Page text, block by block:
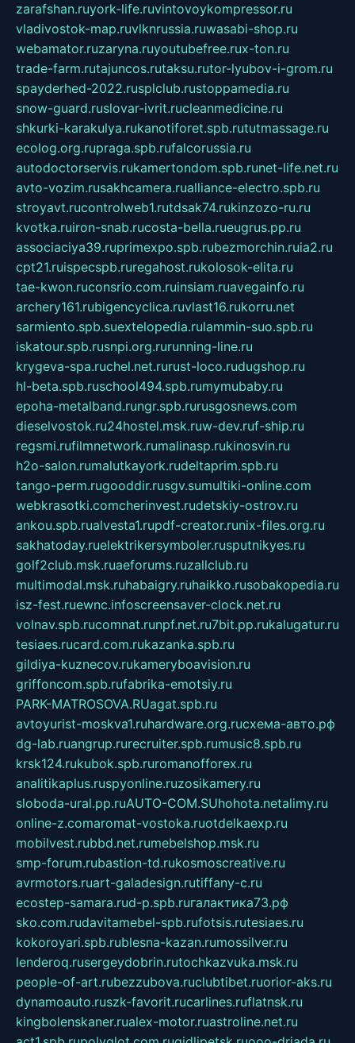
zarafshan.ruyork-life.ruvintovoykompressor.ru
vladivostok-map.ruvlknrussia.ruwasabi-shop.ru
webamator.ruzaryna.ruyoutubefree.rux-ton.ru
trade-farm.rutajuncos.rutaksu.rutor-lyubov-i-grom.ru
spayderhed-2022.rusplclub.rustoppamedia.ru
snow-guard.ruslovar-ivrit.rucleanmedicine.ru
shkurki-karakulya.rukanotiforet.spb.rututmassage.ru
ecolog.org.rupraga.spb.rufalcorussia.ru
autodoctorservis.rukamertondom.spb.runet-life.net.ru
avto-vozim.rusakhcamera.rualliance-electro.spb.ru
stroyavt.rucontrolweb1.rutdsak74.rukinzozo-ru.ru
kvotka.ruiron-snab.rucosta-bella.rueugrus.pp.ru
associaciya39.ruprimexpo.spb.rubezmorchin.ruia2.ru
cpt21.ruispecspb.ruregahost.rukolosok-elita.ru
tae-kwon.ruconsrio.com.ruinsiam.ruavegainfo.ru
archery161.rubigencyclica.ruvlast16.rukorru.net
sarmiento.spb.suextelopedia.rulammin-suo.spb.ru
iskatour.spb.rusnpi.org.rurunning-line.ru
krygeva-spa.ruchel.net.rurust-loco.rudugshop.ru
hl-beta.spb.ruschool494.spb.rumymubaby.ru
epoha-metalband.rungr.spb.rurusgosnews.com
dieselvostok.ru24hostel.msk.ruw-dev.ruf-ship.ru
regsmi.rufilmnetwork.rumalinasp.rukinosvin.ru
h2o-salon.rumalutkayork.rudeltaprim.spb.ru
tango-perm.rugooddir.rusgv.sumultiki-online.com
webkrasotki.comcherinvest.rudetskiy-ostrov.ru
ankou.spb.rualvesta1.rupdf-creator.runix-files.org.ru
sakhatoday.ruelektrikersymboler.rusputnikyes.ru
golf2club.msk.ruaeforums.ruzallclub.ru
multimodal.msk.ruhabaigry.ruhaikko.rusobakopedia.ru
isz-fest.ruewnc.infoscreensaver-clock.net.ru
volnav.spb.rucomnat.runpf.net.ru7bit.pp.rukalugatur.ru
tesiaes.rucard.com.rukazanka.spb.ru
gildiya-kuznecov.rukameryboavision.ru
griffoncom.spb.rufabrika-emotsiy.ru
PARK-MATROSOVA.RUagat.spb.ru
avtoyurist-moskva1.ruhardware.org.ruсхема-авто.рф
dg-lab.ruangrup.rurecruiter.spb.rumusic8.spb.ru
krsk124.rukubok.spb.ruromanofforex.ru
analitikaplus.ruspyonline.ruzosikamery.ru
sloboda-ural.pp.ruAUTO-COM.SUhohota.netalimy.ru
online-z.comaromat-vostoka.ruotdelkaexp.ru
mobilvest.rubbd.net.rumebelshop.msk.ru
smp-forum.rubastion-td.rukosmoscreative.ru
avrmotors.ruart-galadesign.rutiffany-c.ru
ecostep-samara.rud-p.spb.ruгалактика73.рф
sko.com.rudavitamebel-spb.rufotsis.rutesiaes.ru
kokoroyari.spb.rublesna-kazan.rumossilver.ru
lenderoq.rusergeydobrin.rutochkazvuka.msk.ru
people-of-art.rubezzubova.ruclubtibet.ruorior-aks.ru
dynamoauto.ruszk-favorit.rucarlines.ruflatnsk.ru
kingbolenskaner.rualex-motor.ruastroline.net.ru